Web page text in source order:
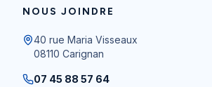
NOUS JOINDRE
40 rue Maria Visseaux
08110 Carignan
07 45 88 57 64